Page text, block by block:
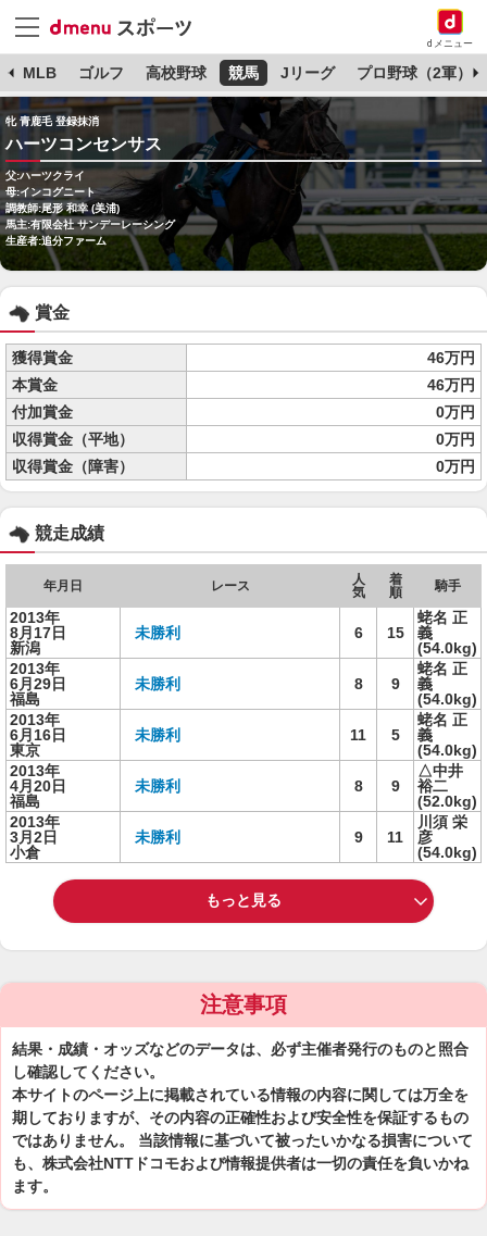
dメニュー
MLB ゴルフ 高校野球 競馬 Jリーグ プロ野球（2軍）
牝 青鹿毛 登録抹消
ハーツコンセンサス
父:ハーツクライ
母:インコグニート
調教師:尾形 和幸 (美浦)
馬主:有限会社 サンデーレーシング
生産者:追分ファーム
賞金
獲得賞金
46万円
本賞金
46万円
付加賞金
0万円
収得賞金（平地）
0万円
収得賞金（障害）
0万円
競走成績
年月日 レース
人
気
着
順
騎手
2013年
8月17日
新潟
未勝利 6 15
蛯名 正
義
(54.0kg)
2013年
6月29日
福島
未勝利 8 9
蛯名 正
義
(54.0kg)
2013年
6月16日
東京
未勝利 11 5
蛯名 正
義
(54.0kg)
2013年
4月20日
福島
未勝利 8 9
△中井
裕二
(52.0kg)
2013年
3月2日
小倉
未勝利 9 11
川須 栄
彦
(54.0kg)
もっと見る
注意事項
結果・成績・オッズなどのデータは、必ず主催者発行のものと照合
し確認してください。
本サイトのページ上に掲載されている情報の内容に関しては万全を
期しておりますが、その内容の正確性および安全性を保証するもの
ではありません。 当該情報に基づいて被ったいかなる損害について
も、株式会社NTTドコモおよび情報提供者は一切の責任を負いかね
ます。